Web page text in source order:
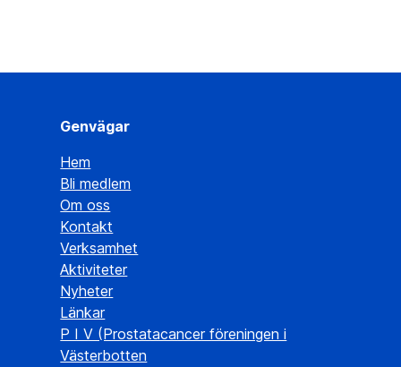
Genvägar
Hem
Bli medlem
Om oss
Kontakt
Verksamhet
Aktiviteter
Nyheter
Länkar
P I V (Prostatacancer föreningen i
Västerbotten